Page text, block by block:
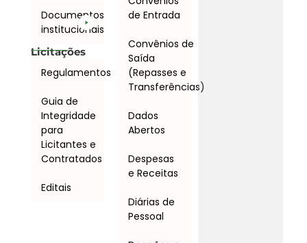
Documentos
institucionais
Licitações
Regulamentos
Guia de
Integridade
para
Licitantes e
Contratados
Editais
de Entrada
Convênios de
Saída
(Repasses e
Transferências)
Dados
Abertos
Despesas
e Receitas
Diárias de
Pessoal